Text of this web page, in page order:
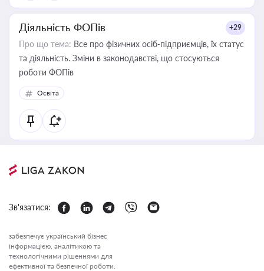
Діяльність ФОПів +29
Про що тема: Все про фізичних осіб-підприємців, їх статус
та діяльність. Зміни в законодавстві, що стосуються
роботи ФОПів
Освіта
Зв'язатися:
забезпечує український бізнес
інформацією, аналітикою та
технологічними рішеннями для
ефективної та безпечної роботи.